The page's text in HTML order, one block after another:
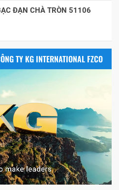
ĐẠN CHÀ TRÒN 51106
TY KG INTERNATIONAL FZCO